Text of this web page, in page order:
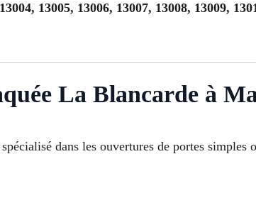
13005, 13006, 13007, 13008, 13009,
La Blancarde à
spécialisé dans les ouvertures de portes simples